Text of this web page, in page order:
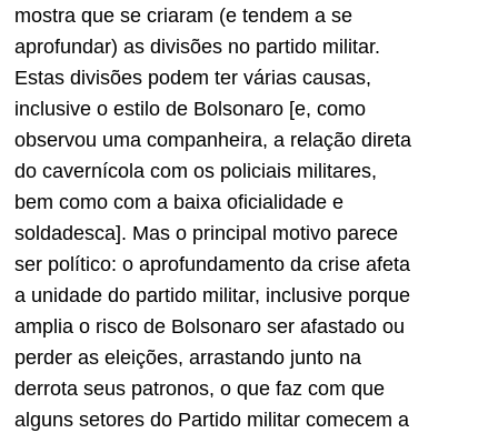
mostra que se criaram (e tendem a se
aprofundar) as divisões no partido militar.
Estas divisões podem ter várias causas,
inclusive o estilo de Bolsonaro [e, como
observou uma companheira, a relação direta
do cavernícola com os policiais militares,
bem como com a baixa oficialidade e
soldadesca]. Mas o principal motivo parece
ser político: o aprofundamento da crise afeta
a unidade do partido militar, inclusive porque
amplia o risco de Bolsonaro ser afastado ou
perder as eleições, arrastando junto na
derrota seus patronos, o que faz com que
alguns setores do Partido militar comecem a